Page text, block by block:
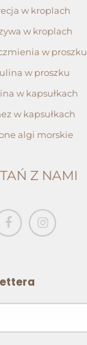
w kroplach
w kroplach
w proszku
w proszku
w kapsułkach
w kapsułkach
algi morskie
Z NAMI